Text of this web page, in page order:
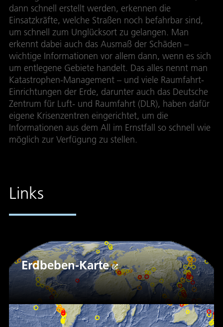
dann schnell erstellt werden, erkennen die
Einsatzkräfte, welche Straßen noch befahrbar sind,
um schnell zum Unglücksort zu gelangen. Man
erkennt dabei auch das Ausmaß der Schäden –
wichtige Informationen vor allem dann, wenn es sich
um entlegene Gebiete handelt. Das alles nennt man
Katastrophen-Management – und viele Raumfahrt-
Einrichtungen der Erde, darunter auch das Deutsche
Zentrum für Luft- und Raumfahrt (DLR), haben dafür
eigene Krisenzentren eingerichtet, um die
Informationen aus dem All im Ernstfall so schnell wie
möglich zur Verfügung zu stellen.
Links
Erdbeben-Karte